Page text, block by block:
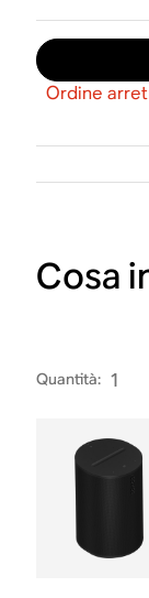
Ordine
Cosa
Quantità: 1